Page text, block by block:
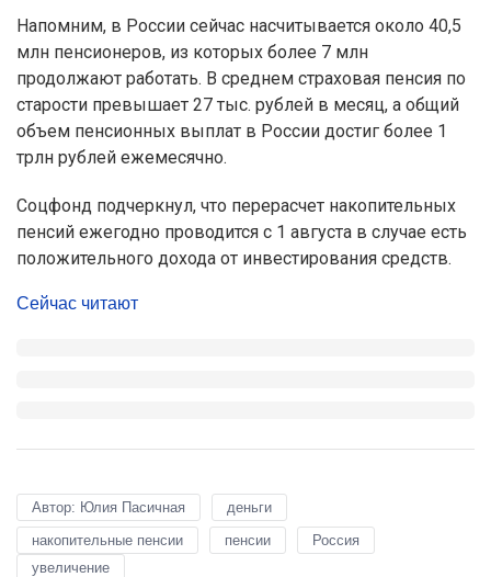
Напомним, в России сейчас насчитывается около 40,5
млн пенсионеров, из которых более 7 млн
продолжают работать. В среднем страховая пенсия по
старости превышает 27 тыс. рублей в месяц, а общий
объем пенсионных выплат в России достиг более 1
трлн рублей ежемесячно.
Соцфонд подчеркнул, что перерасчет накопительных
пенсий ежегодно проводится с 1 августа в случае есть
положительного дохода от инвестирования средств.
Сейчас читают
Автор: Юлия Пасичная
деньги
накопительные пенсии
пенсии
Россия
увеличение